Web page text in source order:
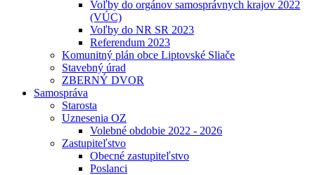
Voľby do orgánov samosprávnych krajov 2022
(VÚC)
Voľby do NR SR 2023
Referendum 2023
Komunitný plán obce Liptovské Sliače
Stavebný úrad
ZBERNÝ DVOR
Samospráva
Starosta
Uznesenia OZ
Volebné obdobie 2022 - 2026
Zastupiteľstvo
Obecné zastupiteľstvo
Poslanci